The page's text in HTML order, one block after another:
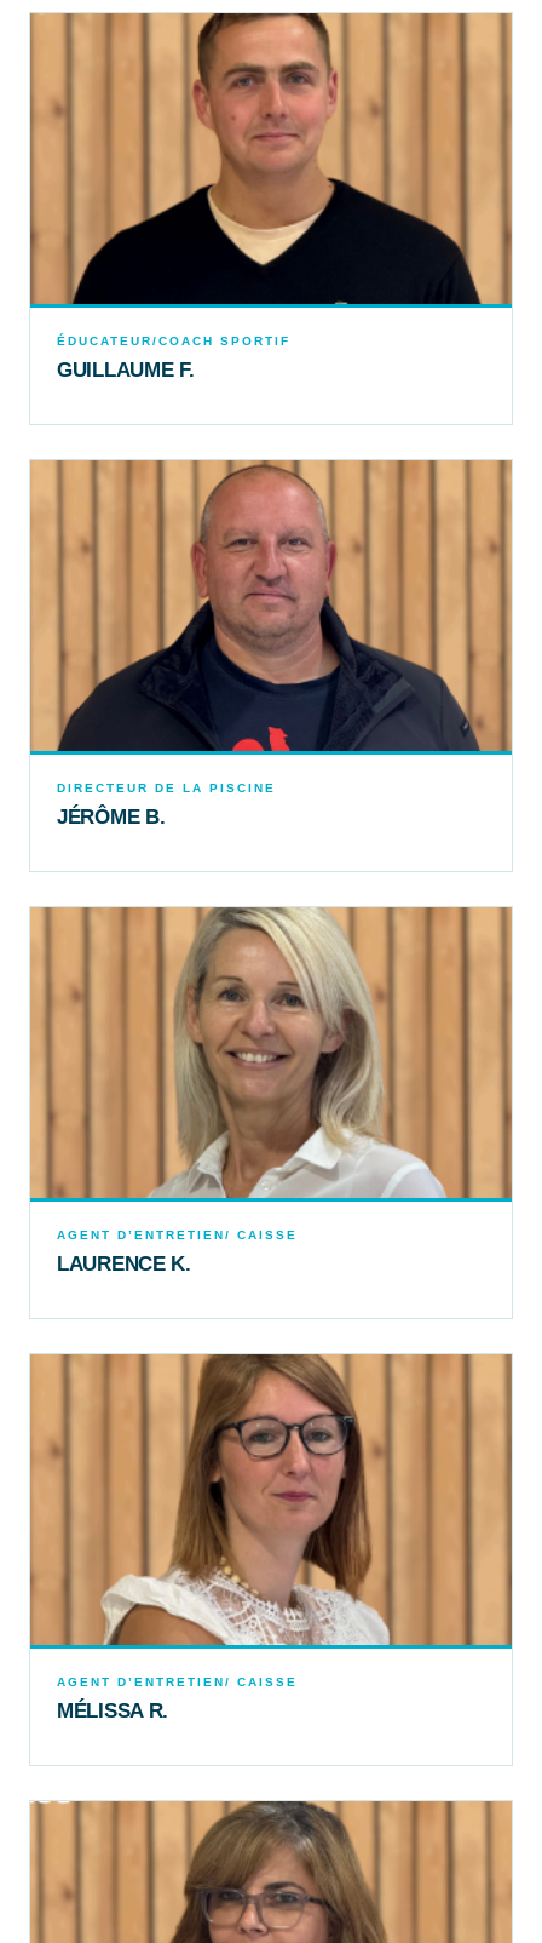
ÉDUCATEUR/COACH SPORTIF
GUILLAUME F.
DIRECTEUR DE LA PISCINE
JÉRÔME B.
AGENT D’ENTRETIEN/ CAISSE
LAURENCE K.
AGENT D’ENTRETIEN/ CAISSE
MÉLISSA R.